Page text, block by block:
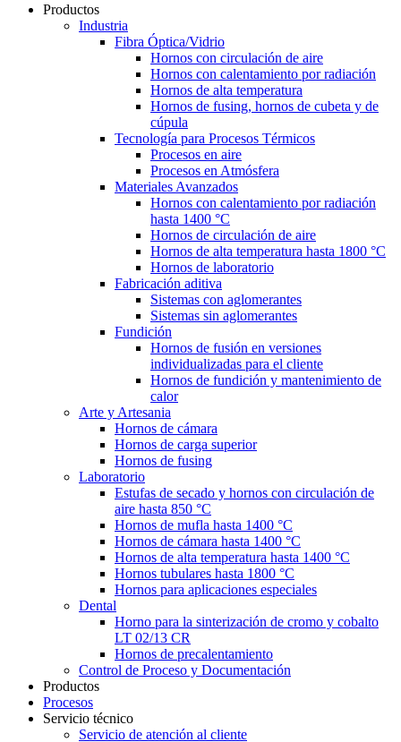
Productos
Industria
Fibra Óptica/Vidrio
Hornos con circulación de aire
Hornos con calentamiento por radiación
Hornos de alta temperatura
Hornos de fusing, hornos de cubeta y de
cúpula
Tecnología para Procesos Térmicos
Procesos en aire
Procesos en Atmósfera
Materiales Avanzados
Hornos con calentamiento por radiación
hasta 1400 °C
Hornos de circulación de aire
Hornos de alta temperatura hasta 1800 °C
Hornos de laboratorio
Fabricación aditiva
Sistemas con aglomerantes
Sistemas sin aglomerantes
Fundición
Hornos de fusión en versiones
individualizadas para el cliente
Hornos de fundición y mantenimiento de
calor
Arte y Artesania
Hornos de cámara
Hornos de carga superior
Hornos de fusing
Laboratorio
Estufas de secado y hornos con circulación de
aire hasta 850 °C
Hornos de mufla hasta 1400 °C
Hornos de cámara hasta 1400 °C
Hornos de alta temperatura hasta 1400 °C
Hornos tubulares hasta 1800 °C
Hornos para aplicaciones especiales
Dental
Horno para la sinterización de cromo y cobalto
LT 02/13 CR
Hornos de precalentamiento
Control de Proceso y Documentación
Productos
Procesos
Servicio técnico
Servicio de atención al cliente